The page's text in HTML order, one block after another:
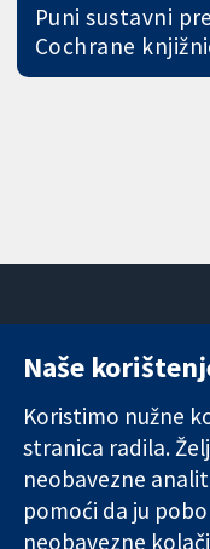
Puni sustavni
Cochrane
Pouzdani dokazi.
Utemeljeni
dokazi.
Bolje zdravlje.
Naše
Koristimo nužne
stranica radila.
neobavezne
pomoći da ju
neobavezne